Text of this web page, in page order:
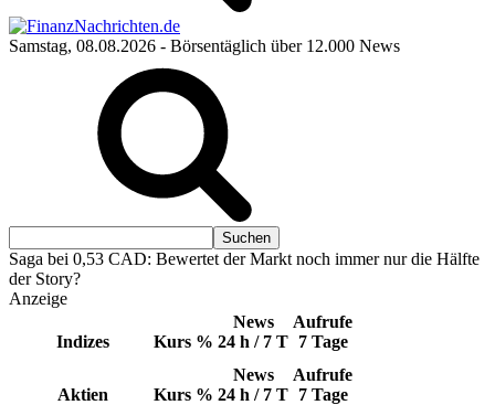
Samstag, 08.08.2026 - Börsentäglich über 12.000 News
Saga bei 0,53 CAD: Bewertet der Markt noch immer nur die Hälfte
der Story?
Anzeige
Indizes Kurs %
News
24 h / 7 T
Aufrufe
7 Tage
Aktien Kurs %
News
24 h / 7 T
Aufrufe
7 Tage